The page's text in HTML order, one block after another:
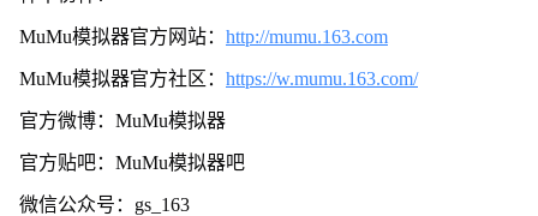
MuMu模拟器官方网站： http://mumu.163.com
MuMu模拟器官方社区： https://w.mumu.163.com/
官方微博：MuMu模拟器
官方贴吧：MuMu模拟器吧
微信公众号：gs_163